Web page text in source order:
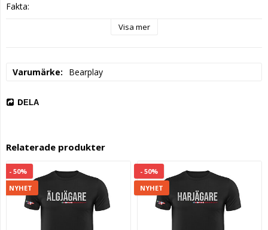
Fakta:
-Finns i storlekar S, M, L, XL, XXL, 3XL
Visa mer
Varumärke Bearplay
DELA
Relaterade produkter
- 50%
NYHET
- 50%
NYHET